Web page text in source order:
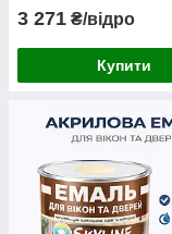
3 271 ₴/відро
Купити